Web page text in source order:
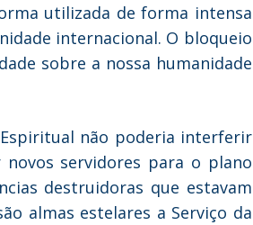
utilizada de forma intensa
internacional. O bloqueio
sobre a nossa humanidade
não poderia interferir
servidores para o plano
destruidoras que estavam
almas estelares a Serviço da